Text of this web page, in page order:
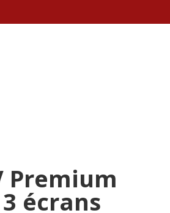
Premium
écrans